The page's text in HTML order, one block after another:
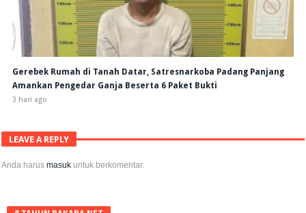
Gerebek Rumah di Tanah Datar, Satresnarkoba Padang Panjang
Amankan Pengedar Ganja Beserta 6 Paket Bukti
3 hari ago
LEAVE A REPLY
Anda harusmasuk untuk berkomentar.